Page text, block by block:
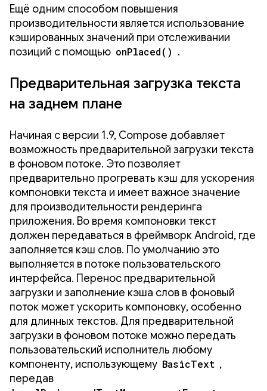
Ещё одним способом повышения
производительности является использование
кэшированных значений при отслеживании
позиций с помощью onPlaced() .
Предварительная загрузка текста
на заднем плане
Начиная с версии 1.9, Compose добавляет
возможность предварительной загрузки текста
в фоновом потоке. Это позволяет
предварительно прогревать кэш для ускорения
компоновки текста и имеет важное значение
для производительности рендеринга
приложения. Во время компоновки текст
должен передаваться в фреймворк Android, где
заполняется кэш слов. По умолчанию это
выполняется в потоке пользовательского
интерфейса. Перенос предварительной
загрузки и заполнение кэша слов в фоновый
поток может ускорить компоновку, особенно
для длинных текстов. Для предварительной
загрузки в фоновом потоке можно передать
пользовательский исполнитель любому
компоненту, использующему BasicText ,
передав